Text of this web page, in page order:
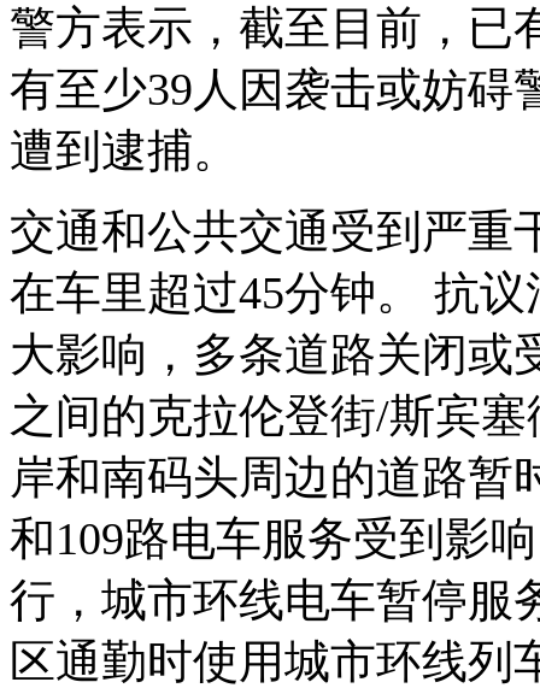
警方表示，截至目前，已
有至少39人因袭击或妨碍
遭到逮捕。
交通和公共交通受到严重
在车里超过45分钟。
抗议
大影响，多条道路关闭或
之间的克拉伦登街/斯宾
岸和南码头周边的道路暂
和109路电车服务受到影
行，城市环线电车暂停服
区通勤时使用城市环线列